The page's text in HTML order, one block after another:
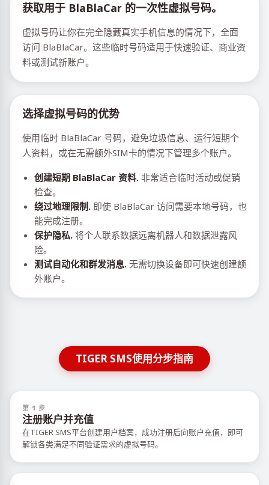
获取用于 BlaBlaCar 的一次性虚拟号码。
虚拟号码让你在完全隐藏真实手机信息的情况下，全面
访问 BlaBlaCar。这些临时号码适用于快速验证、商业资
料或测试新账户。
选择虚拟号码的优势
使用临时 BlaBlaCar 号码，避免垃圾信息、运行短期个
人资料，或在无需额外SIM卡的情况下管理多个账户。
创建短期 BlaBlaCar 资料. 非常适合临时活动或促销
检查。
绕过地理限制. 即使 BlaBlaCar 访问需要本地号码，也
能完成注册。
保护隐私. 将个人联系数据远离机器人和数据泄露风
险。
测试自动化和群发消息. 无需切换设备即可快速创建额
外账户。
TIGER SMS使用分步指南
第 1 步
注册账户并充值
在TIGER SMS平台创建用户档案，成功注册后向账户充值，即可
解锁各类满足不同验证需求的虚拟号码。